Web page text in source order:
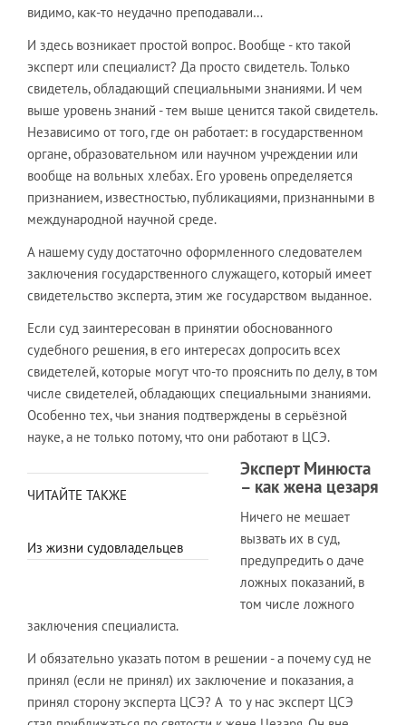
видимо, как-то неудачно преподавали…
И здесь возникает простой вопрос. Вообще - кто такой
эксперт или специалист? Да просто свидетель. Только
свидетель, обладающий специальными знаниями. И чем
выше уровень знаний - тем выше ценится такой свидетель.
Независимо от того, где он работает: в государственном
органе, образовательном или научном учреждении или
вообще на вольных хлебах. Его уровень определяется
признанием, известностью, публикациями, признанными в
международной научной среде.
А нашему суду достаточно оформленного следователем
заключения государственного служащего, который имеет
свидетельство эксперта, этим же государством выданное.
Если суд заинтересован в принятии обоснованного
судебного решения, в его интересах допросить всех
свидетелей, которые могут что-то прояснить по делу, в том
числе свидетелей, обладающих специальными знаниями.
Особенно тех, чьи знания подтверждены в серьёзной
науке, а не только потому, что они работают в ЦСЭ.
ЧИТАЙТЕ ТАКЖЕ
Из жизни судовладельцев
Эксперт Минюста
– как жена цезаря
Ничего не мешает
вызвать их в суд,
предупредить о даче
ложных показаний, в
том числе ложного
заключения специалиста.
И обязательно указать потом в решении - а почему суд не
принял (если не принял) их заключение и показания, а
принял сторону эксперта ЦСЭ? А то у нас эксперт ЦСЭ